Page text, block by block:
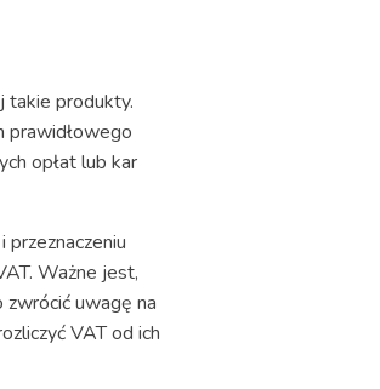
takie produkty.
prawidłowego
opłat lub kar
przeznaczeniu
Ważne jest,
uwagę na
VAT od ich